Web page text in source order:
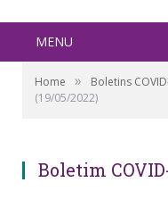
MENU
Home » Boletins
(19/05/2022)
Boletim